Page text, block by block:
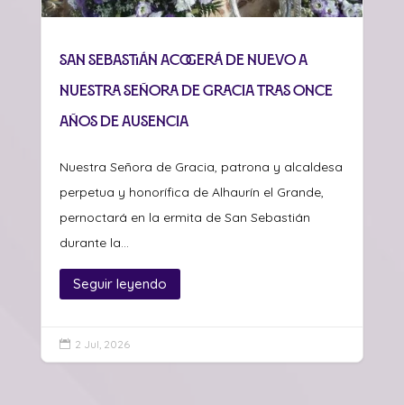
San Sebastián acogerá de nuevo a
Nuestra Señora de Gracia tras once
años de ausencia
Nuestra Señora de Gracia, patrona y alcaldesa
perpetua y honorífica de Alhaurín el Grande,
pernoctará en la ermita de San Sebastián
durante la...
Seguir leyendo
 2 Jul, 2026